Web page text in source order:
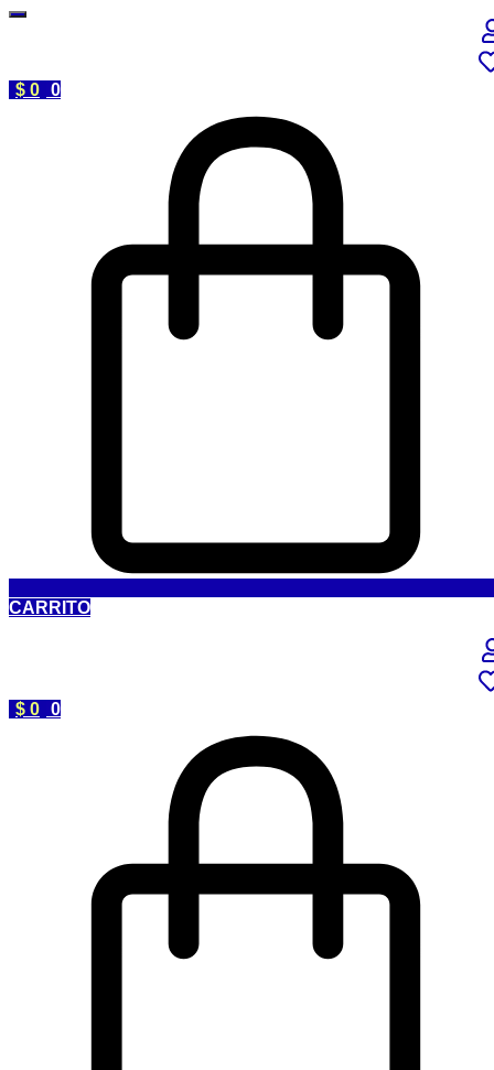
$ 0 0
CARRITO
$ 0 0